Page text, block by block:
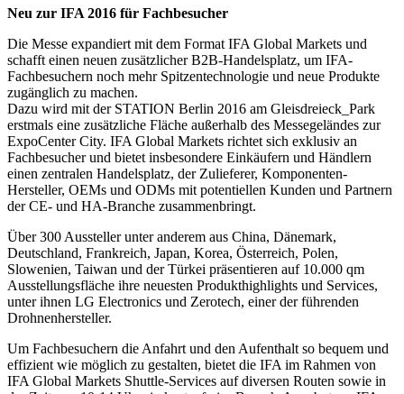
Neu zur IFA 2016 für Fachbesucher
Die Messe expandiert mit dem Format IFA Global Markets und
schafft einen neuen zusätzlicher B2B-Handelsplatz, um IFA-
Fachbesuchern noch mehr Spitzentechnologie und neue Produkte
zugänglich zu machen.
Dazu wird mit der STATION Berlin 2016 am Gleisdreieck_Park
erstmals eine zusätzliche Fläche außerhalb des Messegeländes zur
ExpoCenter City. IFA Global Markets richtet sich exklusiv an
Fachbesucher und bietet insbesondere Einkäufern und Händlern
einen zentralen Handelsplatz, der Zulieferer, Komponenten-
Hersteller, OEMs und ODMs mit potentiellen Kunden und Partnern
der CE- und HA-Branche zusammenbringt.
Über 300 Aussteller unter anderem aus China, Dänemark,
Deutschland, Frankreich, Japan, Korea, Österreich, Polen,
Slowenien, Taiwan und der Türkei präsentieren auf 10.000 qm
Ausstellungsfläche ihre neuesten Produkthighlights und Services,
unter ihnen LG Electronics und Zerotech, einer der führenden
Drohnenhersteller.
Um Fachbesuchern die Anfahrt und den Aufenthalt so bequem und
effizient wie möglich zu gestalten, bietet die IFA im Rahmen von
IFA Global Markets Shuttle-Services auf diversen Routen sowie in